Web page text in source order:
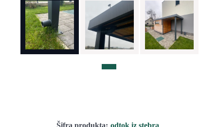
Šifra produkta: odtok iz stebra